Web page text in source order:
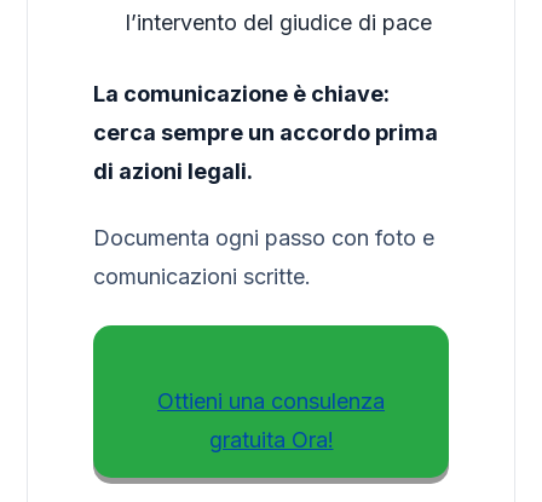
l’intervento del giudice di pace
La comunicazione è chiave:
cerca sempre un accordo prima
di azioni legali.
Documenta ogni passo con foto e
comunicazioni scritte.
Ottieni una consulenza
gratuita Ora!